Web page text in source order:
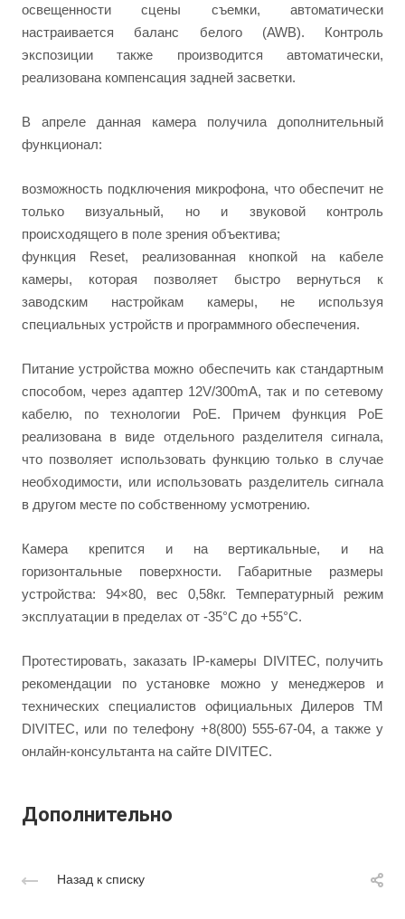
освещенности сцены съемки, автоматически
настраивается баланс белого (AWB). Контроль
экспозиции также производится автоматически,
реализована компенсация задней засветки.
В апреле данная камера получила дополнительный
функционал:
возможность подключения микрофона, что обеспечит не
только визуальный, но и звуковой контроль
происходящего в поле зрения объектива;
функция Reset, реализованная кнопкой на кабеле
камеры, которая позволяет быстро вернуться к
заводским настройкам камеры, не используя
специальных устройств и программного обеспечения.
Питание устройства можно обеспечить как стандартным
способом, через адаптер 12V/300mА, так и по сетевому
кабелю, по технологии РоЕ. Причем функция PoE
реализована в виде отдельного разделителя сигнала,
что позволяет использовать функцию только в случае
необходимости, или использовать разделитель сигнала
в другом месте по собственному усмотрению.
Камера крепится и на вертикальные, и на
горизонтальные поверхности. Габаритные размеры
устройства: 94×80, вес 0,58кг. Температурный режим
эксплуатации в пределах от -35°C до +55°C.
Протестировать, заказать IP-камеры DIVITEC, получить
рекомендации по установке можно у менеджеров и
технических специалистов официальных Дилеров ТМ
DIVITEC, или по телефону +8(800) 555-67-04, а также у
онлайн-консультанта на сайте DIVITEC.
Дополнительно
Назад к списку